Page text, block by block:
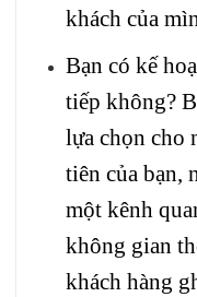
khách của
Bạn có kế
tiếp không?
lựa chọn cho
tiên của bạn,
một kênh
không gian
khách hàng